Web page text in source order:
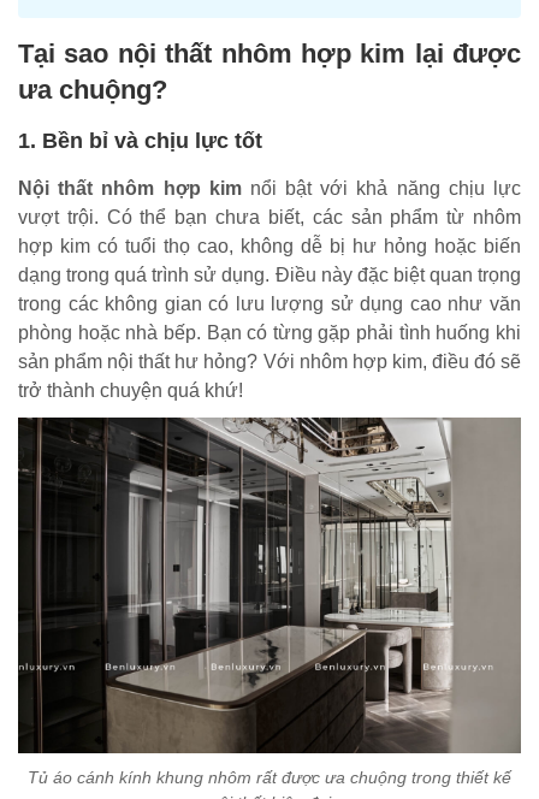
Tại sao nội thất nhôm hợp kim lại được
ưa chuộng?
1. Bền bỉ và chịu lực tốt
Nội thất nhôm hợp kimnổi bật với khả năng chịu lực
vượt trội. Có thể bạn chưa biết, các sản phẩm từ nhôm
hợp kim có tuổi thọ cao, không dễ bị hư hỏng hoặc biến
dạng trong quá trình sử dụng. Điều này đặc biệt quan trọng
trong các không gian có lưu lượng sử dụng cao như văn
phòng hoặc nhà bếp. Bạn có từng gặp phải tình huống khi
sản phẩm nội thất hư hỏng? Với nhôm hợp kim, điều đó sẽ
trở thành chuyện quá khứ!
Tủ áo cánh kính khung nhôm rất được ưa chuộng trong thiết kế